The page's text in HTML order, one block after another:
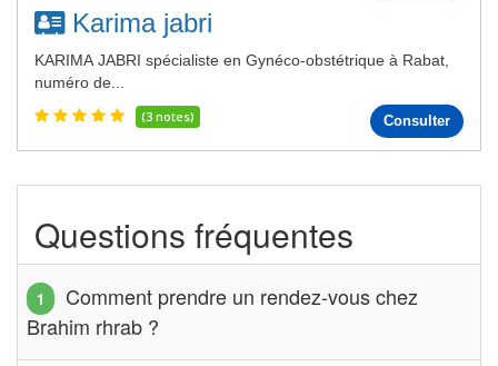
Karima jabri
KARIMA JABRI spécialiste en Gynéco-obstétrique à Rabat,
numéro de...
(3 notes) Consulter
Questions fréquentes
Comment prendre un rendez-vous chez
Brahim rhrab ?